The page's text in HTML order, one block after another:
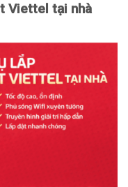
Viettel tại nhà